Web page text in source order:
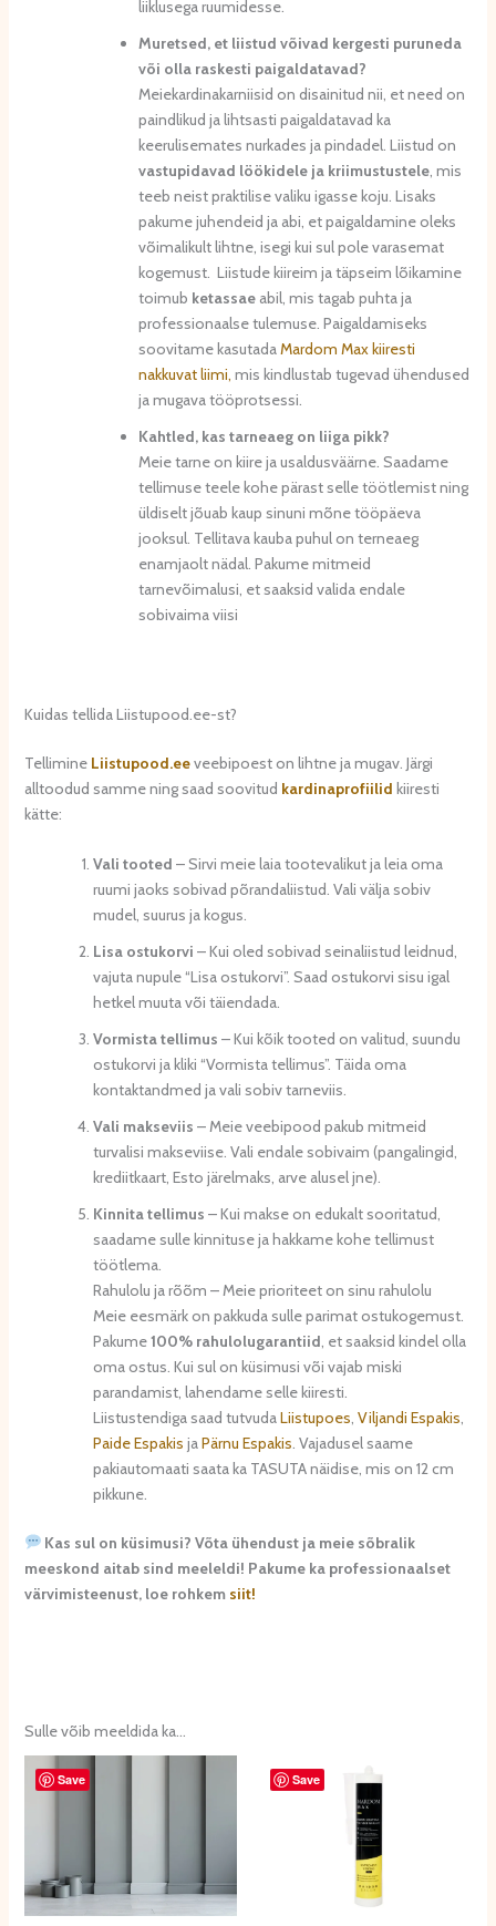
liiklusega ruumidesse.
Muretsed, et liistud võivad kergesti puruneda
või olla raskesti paigaldatavad?
Meiekardinakarniisid on disainitud nii, et need on
paindlikud ja lihtsasti paigaldatavad ka
keerulisemates nurkades ja pindadel. Liistud on
vastupidavad löökidele ja kriimustustele, mis
teeb neist praktilise valiku igasse koju. Lisaks
pakume juhendeid ja abi, et paigaldamine oleks
võimalikult lihtne, isegi kui sul pole varasemat
kogemust. Liistude kiireim ja täpseim lõikamine
toimub ketassaeabil, mis tagab puhta ja
professionaalse tulemuse. Paigaldamiseks
soovitame kasutadaMardom Max kiiresti
nakkuvat liimi, mis kindlustab tugevad ühendused
ja mugava tööprotsessi.
Kahtled, kas tarneaeg on liiga pikk?
Meie tarne on kiire ja usaldusväärne. Saadame
tellimuse teele kohe pärast selle töötlemist ning
üldiselt jõuab kaup sinuni mõne tööpäeva
jooksul. Tellitava kauba puhul on terneaeg
enamjaolt nädal. Pakume mitmeid
tarnevõimalusi, et saaksid valida endale
sobivaima viisi
Kuidas tellida Liistupood.ee-st?
Tellimine Liistupood.eeveebipoest on lihtne ja mugav. Järgi
alltoodud samme ning saad soovitud kardinaprofiilid kiiresti
kätte:
Vali tooted – Sirvi meie laia tootevalikut ja leia oma
ruumi jaoks sobivad põrandaliistud. Vali välja sobiv
mudel, suurus ja kogus.
Lisa ostukorvi – Kui oled sobivad seinaliistud leidnud,
vajuta nupule “Lisa ostukorvi”. Saad ostukorvi sisu igal
hetkel muuta või täiendada.
Vormista tellimus – Kui kõik tooted on valitud, suundu
ostukorvi ja kliki “Vormista tellimus”. Täida oma
kontaktandmed ja vali sobiv tarneviis.
Vali makseviis – Meie veebipood pakub mitmeid
turvalisi makseviise. Vali endale sobivaim (pangalingid,
krediitkaart, Esto järelmaks, arve alusel jne).
Kinnita tellimus – Kui makse on edukalt sooritatud,
saadame sulle kinnituse ja hakkame kohe tellimust
töötlema.
Rahulolu ja rõõm – Meie prioriteet on sinu rahulolu
Meie eesmärk on pakkuda sulle parimat ostukogemust.
Pakume100% rahulolugarantiid, et saaksid kindel olla
oma ostus. Kui sul on küsimusi või vajab miski
parandamist, lahendame selle kiiresti.
Liistustendiga saad tutvudaLiistupoes, Viljandi Espakis,
Paide Espakis jaPärnu Espakis. Vajadusel saame
pakiautomaati saata ka TASUTA näidise, mis on 12 cm
pikkune.
Kas sul on küsimusi? Võta ühendust ja meie sõbralik
meeskond aitab sind meeleldi! Pakume ka professionaalset
värvimisteenust, loe rohkem siit!
Sulle võib meeldida ka…
Save Save